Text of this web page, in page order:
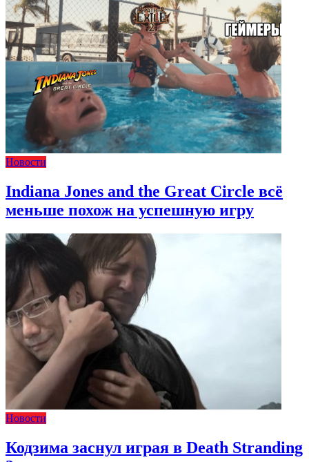
Новости
Indiana Jones and the Great Circle всё
меньше похож на успешную игру
Новости
Кодзима заснул играя в Death Stranding